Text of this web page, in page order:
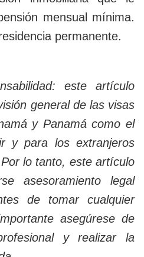
mensual mínima.
permanente.
este artículo
general de las visas
y Panamá como el
y para los extranjeros
lo tanto, este artículo
asesoramiento legal
de tomar cualquier
asegúrese de
y realizar la